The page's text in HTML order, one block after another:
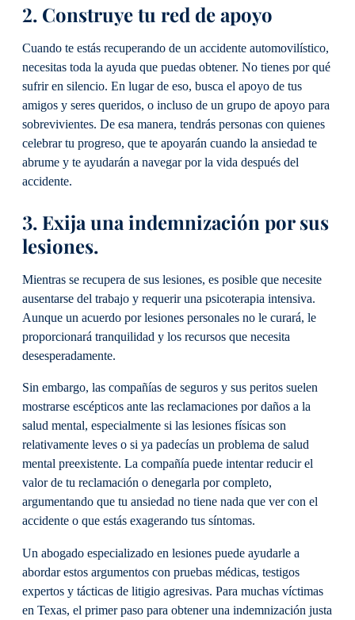
2. Construye tu red de apoyo
Cuando te estás recuperando de un accidente automovilístico,
necesitas toda la ayuda que puedas obtener. No tienes por qué
sufrir en silencio. En lugar de eso, busca el apoyo de tus
amigos y seres queridos, o incluso de un grupo de apoyo para
sobrevivientes. De esa manera, tendrás personas con quienes
celebrar tu progreso, que te apoyarán cuando la ansiedad te
abrume y te ayudarán a navegar por la vida después del
accidente.
3. Exija una indemnización por sus
lesiones.
Mientras se recupera de sus lesiones, es posible que necesite
ausentarse del trabajo y requerir una psicoterapia intensiva.
Aunque un acuerdo por lesiones personales no le curará, le
proporcionará tranquilidad y los recursos que necesita
desesperadamente.
Sin embargo, las compañías de seguros y sus peritos suelen
mostrarse escépticos ante las reclamaciones por daños a la
salud mental, especialmente si las lesiones físicas son
relativamente leves o si ya padecías un problema de salud
mental preexistente. La compañía puede intentar reducir el
valor de tu reclamación o denegarla por completo,
argumentando que tu ansiedad no tiene nada que ver con el
accidente o que estás exagerando tus síntomas.
Un abogado especializado en lesiones puede ayudarle a
abordar estos argumentos con pruebas médicas, testigos
expertos y tácticas de litigio agresivas. Para muchas víctimas
en Texas, el primer paso para obtener una indemnización justa